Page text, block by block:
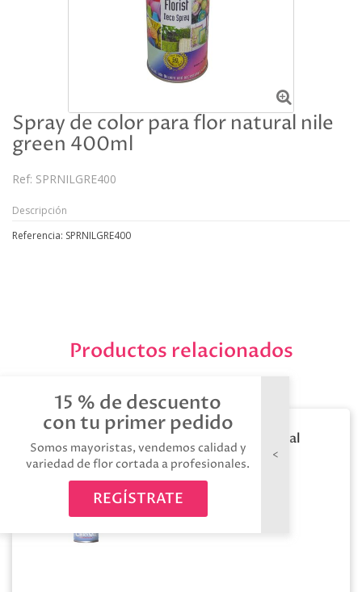
15 % de descuento
con tu primer pedido
Somos mayoristas, vendemos calidad y
variedad de flor cortada a profesionales.
REGÍSTRATE
Spray de color para flor natural nile
green 400ml
Ref: SPRNILGRE400
Descripción
Referencia: SPRNILGRE400
Productos relacionados
Abrillantador chrysal
750ml